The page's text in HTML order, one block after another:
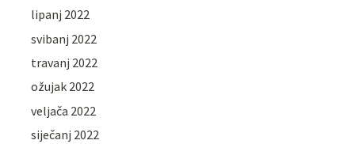
lipanj 2022
svibanj 2022
travanj 2022
ožujak 2022
veljača 2022
siječanj 2022